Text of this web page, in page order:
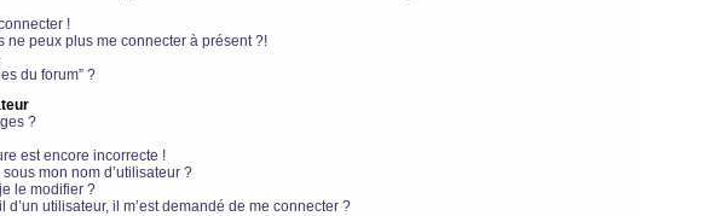
!
ne peux plus me connecter à présent ?!
du forum” ?
?
est encore incorrecte !
mon nom d’utilisateur ?
le modifier ?
utilisateur, il m’est demandé de me connecter ?